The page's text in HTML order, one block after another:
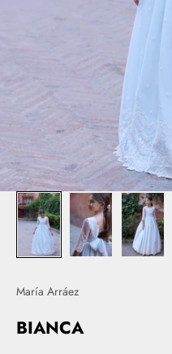
María Arráez
BIANCA